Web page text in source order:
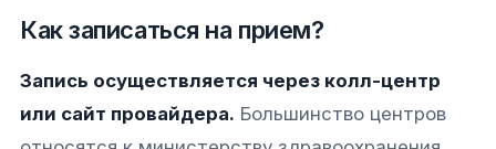
Как записаться на прием?
Запись осуществляется через колл-центр
или сайт провайдера. Большинство центров